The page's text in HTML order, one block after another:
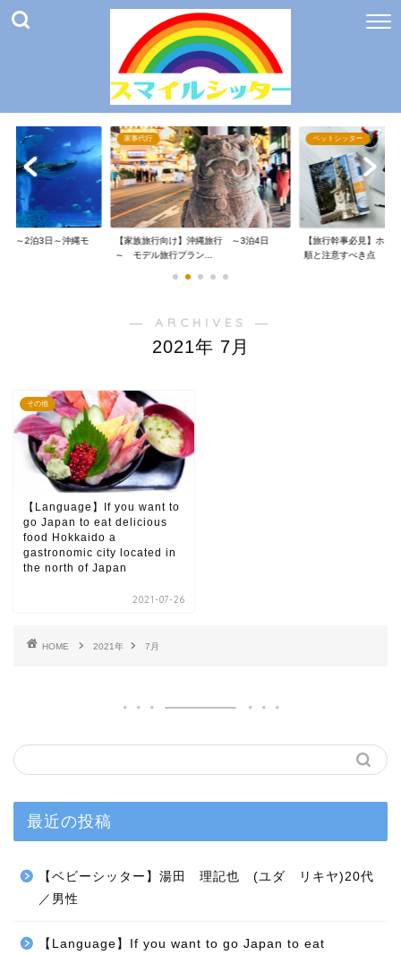
】～2泊3日～沖縄モ
家事代行
【家族旅行向け】沖縄旅行 ～3泊4日
～ モデル旅行プラン...
ペットシッター
【旅行幹事必見】ホ
順と注意すべき点
― ARCHIVES ―
2021年 7月
その他
【Language】If you want to
go Japan to eat delicious
food Hokkaido a
gastronomic city located in
the north of Japan
2021-07-26
HOME 2021年 7月
最近の投稿
【ベビーシッター】湯田 理記也 (ユダ リキヤ)20代
／男性
【Language】If you want to go Japan to eat